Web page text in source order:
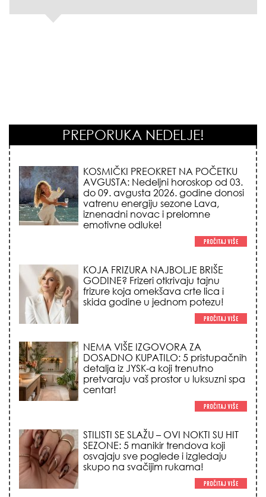
PREPORUKA NEDELJE!
KOJA FRIZURA NAJBOLJE BRIŠE
GODINE? Frizeri otkrivaju tajnu
frizure koja omekšava crte lica i
skida godine u jednom potezu!
NEMA VIŠE IZGOVORA ZA
detalja iz JYSK-a koji trenutno
pretvaraju vaš prostor u luksuzni spa
centar!
SEZONE: 5 manikir trendova koji
osvajaju sve poglede i izgledaju
skupo na svačijim rukama!
REDAK ASTRO FENOMEN POČINJE
otvara kapiju sreće i menja sudbinu
za 3 znaka!
LJUDI U SRBIJI MASOVNO KUPUJU